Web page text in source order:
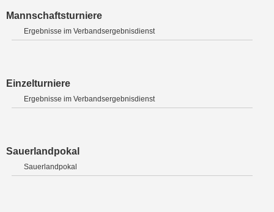
Mannschaftsturniere
Ergebnisse im Verbandsergebnisdienst
Einzelturniere
Ergebnisse im Verbandsergebnisdienst
Sauerlandpokal
Sauerlandpokal